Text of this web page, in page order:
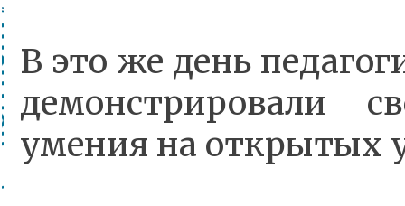
В это же день
демонстрировали
умения на открытых